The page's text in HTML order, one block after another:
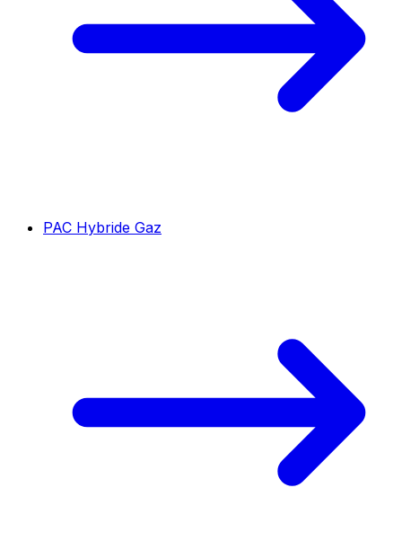
PAC Hybride Gaz